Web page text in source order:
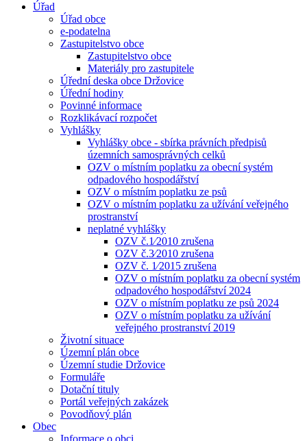
Úřad
Úřad obce
e-podatelna
Zastupitelstvo obce
Zastupitelstvo obce
Materiály pro zastupitele
Úřední deska obce Držovice
Úřední hodiny
Povinné informace
Rozklikávací rozpočet
Vyhlášky
Vyhlášky obce - sbírka právních předpisů
územních samosprávných celků
OZV o místním poplatku za obecní systém
odpadového hospodářství
OZV o místním poplatku ze psů
OZV o místním poplatku za užívání veřejného
prostranství
neplatné vyhlášky
OZV č.1⁄2010 zrušena
OZV č.3⁄2010 zrušena
OZV č. 1⁄2015 zrušena
OZV o místním poplatku za obecní systém
odpadového hospodářství 2024
OZV o místním poplatku ze psů 2024
OZV o místním poplatku za užívání
veřejného prostranství 2019
Životní situace
Územní plán obce
Územní studie Držovice
Formuláře
Dotační tituly
Portál veřejných zakázek
Povodňový plán
Obec
Informace o obci